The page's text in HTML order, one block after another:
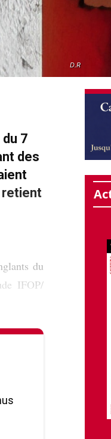
D.R
7
des
retient
du
IFOP/